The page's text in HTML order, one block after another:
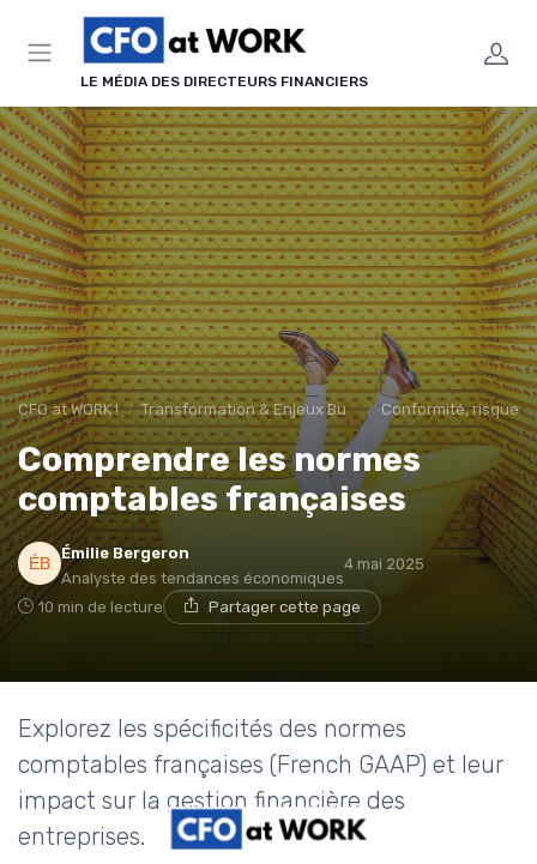
LE MÉDIA DES DIRECTEURS FINANCIERS
CFO at WORK ! Transformation & Enjeux Business Conformité, risques
Comprendre les normes
comptables françaises
Émilie Bergeron
Analyste des tendances économiques
4 mai 2025
10 min de lecture Partager cette page
Explorez les spécificités des normes
comptables françaises (French GAAP) et leur
impact sur la gestion financière des
entreprises.
Panneau de gestion des cookies